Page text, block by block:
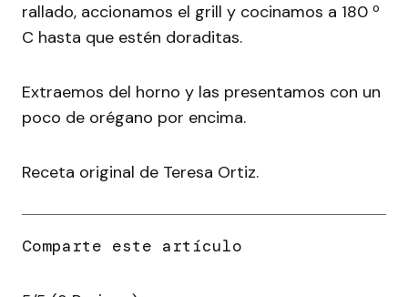
rallado, accionamos el grill y cocinamos a 180 º
C hasta que estén doraditas.
Extraemos del horno y las presentamos con un
poco de orégano por encima.
Receta original de Teresa Ortiz.